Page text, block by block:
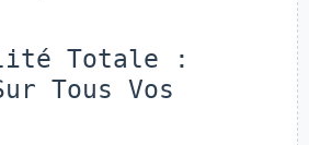
Totale :
Tous Vos